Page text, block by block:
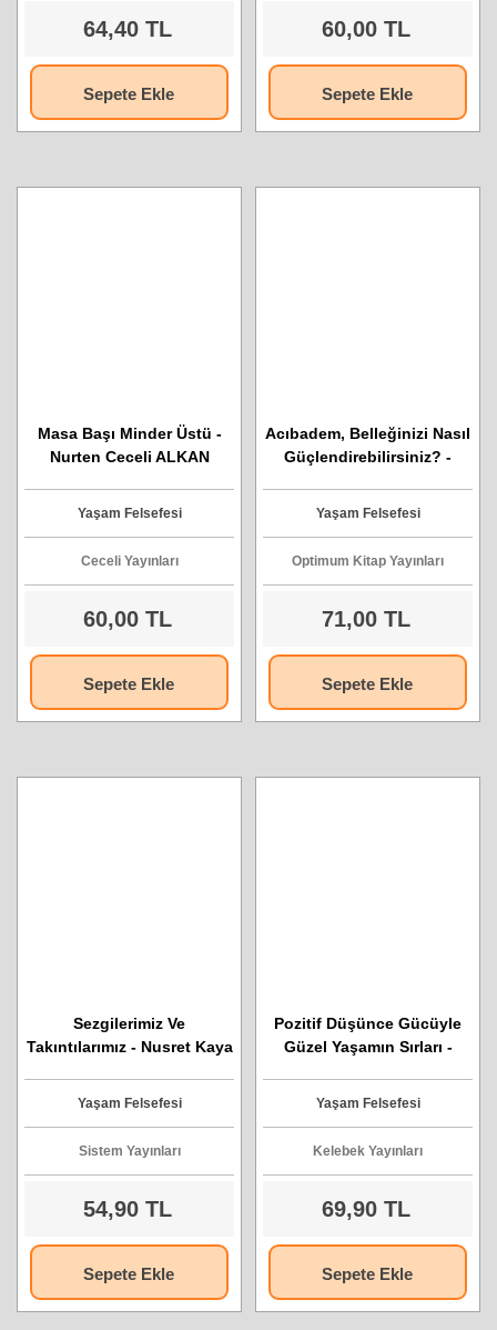
64,40 TL
Sepete Ekle
60,00 TL
Sepete Ekle
Masa Başı Minder Üstü -
Nurten Ceceli ALKAN
Yaşam Felsefesi
Ceceli Yayınları
60,00 TL
Sepete Ekle
Acıbadem, Belleğinizi Nasıl
Güçlendirebilirsiniz? -
Yaşam Felsefesi
Optimum Kitap Yayınları
71,00 TL
Sepete Ekle
Sezgilerimiz Ve
Takıntılarımız - Nusret Kaya
Yaşam Felsefesi
Sistem Yayınları
54,90 TL
Sepete Ekle
Pozitif Düşünce Gücüyle
Güzel Yaşamın Sırları -
Yaşam Felsefesi
Kelebek Yayınları
69,90 TL
Sepete Ekle